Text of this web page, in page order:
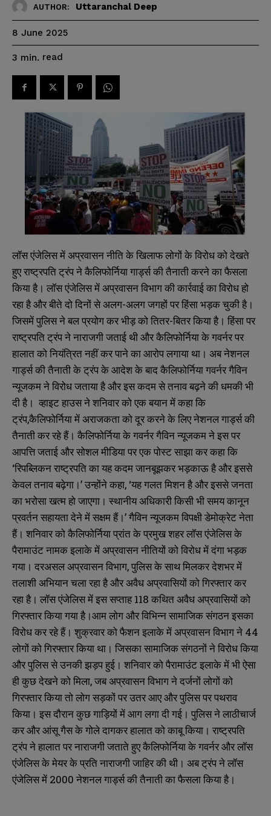
AUTHOR: Uttaranchal Deep
8 June 2025
3 min. read
लॉस एंजेलिस में अप्रवासन नीति के खिलाफ लोगों के विरोध को देखते
हुए राष्ट्रपति ट्रंप ने कैलिफोर्निया गार्ड्स की तैनाती करने का फैसला
किया है। लॉस एंजेलिस में अप्रवासन विभाग की कार्रवाई का विरोध हो
रहा है और बीते दो दिनों से अलग-अलग जगहों पर हिंसा भड़क चुकी है।
जिसमें पुलिस ने बल प्रयोग कर भीड़ को तितर-बितर किया है। हिंसा पर
राष्ट्रपति ट्रंप ने नाराजगी जताई थी और कैलिफोर्निया के गवर्नर पर
हालात को नियंत्रित नहीं कर पाने का आरोप लगाया था। अब नेशनल
गार्ड्स की तैनाती के ट्रंप के आदेश के बाद कैलिफोर्निया गवर्नर गैविन
न्यूजकम ने विरोध जताया है और इस कदम से तनाव बढ़ने की धमकी भी
दी है। व्हाइट हाउस ने शनिवार को एक बयान में कहा कि
ट्रंप,कैलिफोर्निया में अराजकता को दूर करने के लिए नेशनल गार्ड्स की
तैनाती कर रहे हैं। कैलिफोर्निया के गवर्नर गैविन न्यूजकम ने इस पर
आपत्ति जताई और सोशल मीडिया पर एक पोस्ट साझा कर कहा कि
‘रिपब्लिकन राष्ट्रपति का यह कदम जानबूझकर भड़काऊ है और इससे
केवल तनाव बढ़ेगा।’ उन्होंने कहा, ‘यह गलत मिशन है और इससे जनता
का भरोसा खत्म हो जाएगा। स्थानीय अधिकारी किसी भी समय कानून
प्रवर्तन सहायता देने में सक्षम हैं।’ गैविन न्यूजकम विपक्षी डेमोक्रेट नेता
हैं। शनिवार को कैलिफोर्निया प्रांत के प्रमुख शहर लॉस एंजेलिस के
पैरामाउंट नामक इलाके में अप्रवासन नीतियों को विरोध में दंगा भड़क
गया। दरअसल अप्रवासन विभाग, पुलिस के साथ मिलकर देशभर में
तलाशी अभियान चला रहा है और अवैध अप्रवासियों को गिरफ्तार कर
रहा है। लॉस एंजेलिस में इस सप्ताह 118 कथित अवैध अप्रवासियों को
गिरफ्तार किया गया है।आम लोग और विभिन्न सामाजिक संगठन इसका
विरोध कर रहे हैं। शुक्रवार को फैशन इलाके में अप्रवासन विभाग ने 44
लोगों को गिरफ्तार किया था। जिसका सामाजिक संगठनों ने विरोध किया
और पुलिस से उनकी झड़प हुई। शनिवार को पैरामाउंट इलाके में भी ऐसा
ही कुछ देखने को मिला, जब अप्रवासन विभाग ने दर्जनों लोगों को
गिरफ्तार किया तो लोग सड़कों पर उतर आए और पुलिस पर पथराव
किया। इस दौरान कुछ गाड़ियों में आग लगा दी गई। पुलिस ने लाठीचार्ज
कर और आंसू गैस के गोले दागकर हालात को काबू किया। राष्ट्रपति
ट्रंप ने हालात पर नाराजगी जताते हुए कैलिफोर्निया के गवर्नर और लॉस
एंजेलिस के मेयर के प्रति नाराजगी जाहिर की थी। अब ट्रंप ने लॉस
एंजेलिस में 2000 नेशनल गार्ड्स की तैनाती का फैसला किया है।